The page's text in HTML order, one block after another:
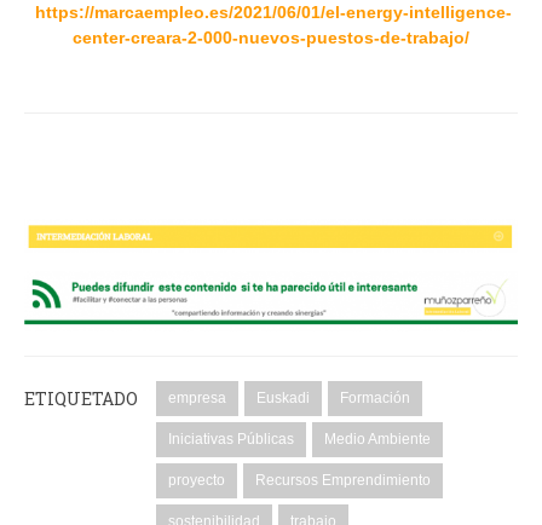
https://marcaempleo.es/2021/06/01/el-energy-intelligence-
center-creara-2-000-nuevos-puestos-de-trabajo/
ETIQUETADO empresa Euskadi Formación
Iniciativas Públicas Medio Ambiente
proyecto Recursos Emprendimiento
sostenibilidad trabajo